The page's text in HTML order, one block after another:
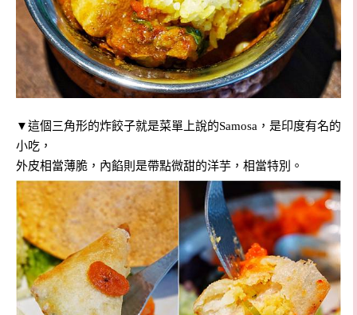
▼這個三角形的炸餃子就是菜單上說的Samosa，是印度有名的
小吃，
外皮相當薄脆，內餡則是帶點微甜的洋芋，相當特別。